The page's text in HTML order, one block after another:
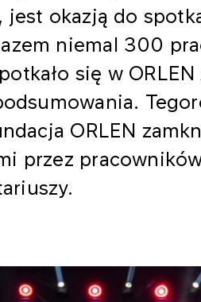
okazją do
niemal 300
się w
ORLEN
przez